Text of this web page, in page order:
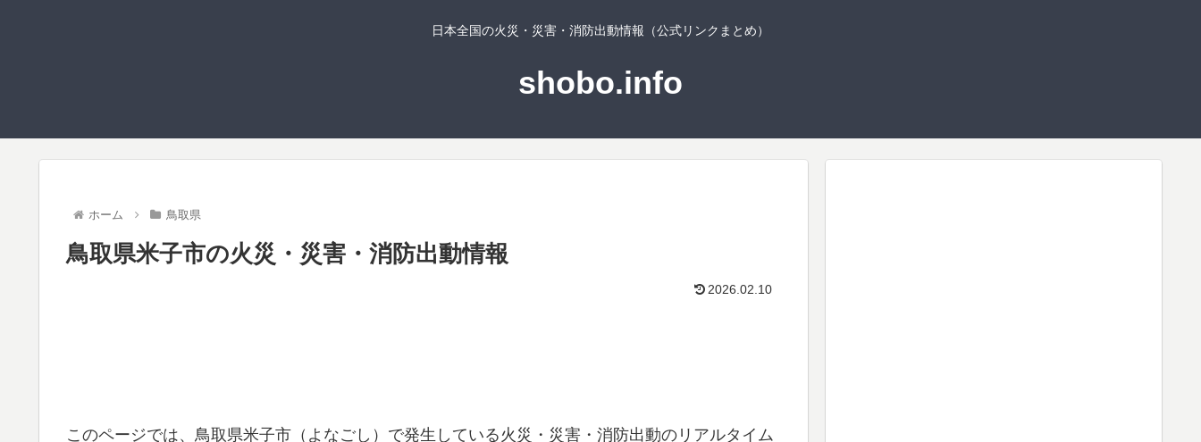
日本全国の火災・災害・消防出動情報（公式リンクまとめ）
shobo.info
ホーム 鳥取県
鳥取県米子市の火災・災害・消防出動情報
2026.02.10
このページでは、鳥取県米子市（よなごし）で発生している火災・災害・消防出動のリアルタイム